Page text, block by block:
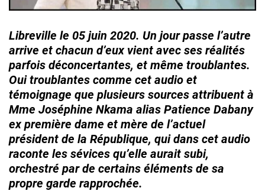
Libreville le 05 juin 2020. Un jour passe l’autre
arrive et chacun d’eux vient avec ses réalités
parfois déconcertantes, et même troublantes.
Oui troublantes comme cet audio et
témoignage que plusieurs sources attribuent à
Mme Joséphine Nkama alias Patience Dabany
ex première dame et mère de l’actuel
président de la République, qui dans cet audio
raconte les sévices qu’elle aurait subi,
orchestré par de certains éléments de sa
propre garde rapprochée.